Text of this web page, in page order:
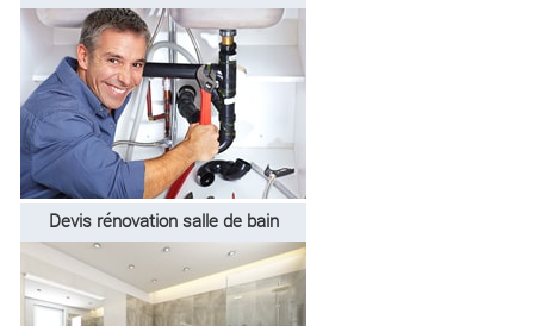
Devis rénovation salle de bain